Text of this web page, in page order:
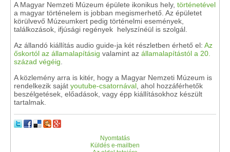
A Magyar Nemzeti Múzeum épülete ikonikus hely, történetével
a magyar történelem is jobban megismerhető. Az épületet
körülvevő Múzeumkert pedig történelmi események,
találkozások, ifjúsági regények helyszínéül is szolgál.
Az állandó kiállítás audio guide-ja két részletben érhető el: Az
őskortól az államalapításig valamint az államalapítástól a 20.
század végéig
A közlemény arra is kitér, hogy a Magyar Nemzeti Múzeum is
rendelkezik saját youtube-csatornával , ahol hozzáférhetők
beszélgetések, előadások, vagy épp kiállításokhoz készült
tartalmak.
Nyomtatás
Küldés e-mailben